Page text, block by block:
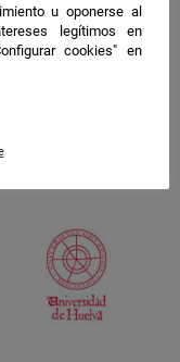
u oponerse al
legítimos en
cookies" en